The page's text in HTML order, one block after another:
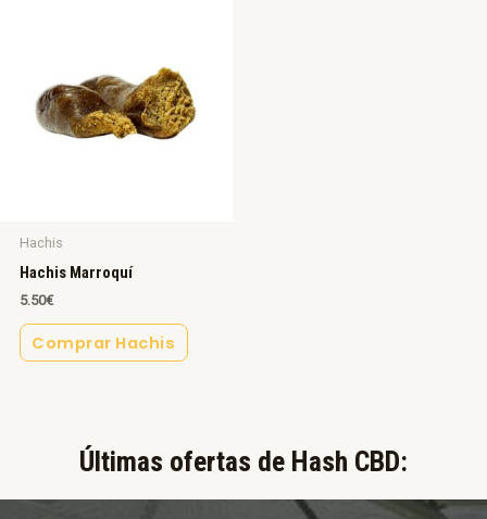
Hachis
Hachis Marroquí
5.50€
Comprar Hachis
Últimas ofertas de Hash CBD:​